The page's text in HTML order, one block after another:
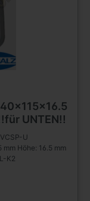
UNTEN!!
Höhe: 16.5 mm
K2